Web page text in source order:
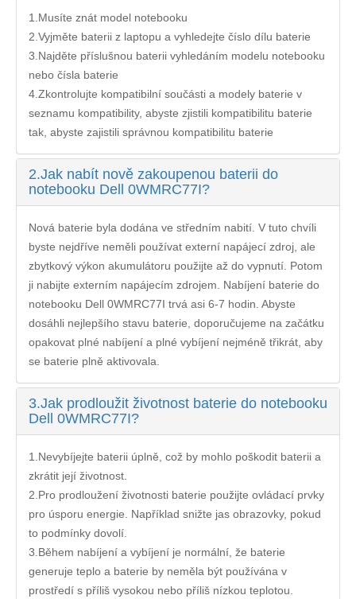
1.Musíte znát model notebooku
2.Vyjměte baterii z laptopu a vyhledejte číslo dílu baterie
3.Najděte příslušnou baterii vyhledáním modelu notebooku
nebo čísla baterie
4.Zkontrolujte kompatibilní součásti a modely baterie v
seznamu kompatibility, abyste zjistili kompatibilitu baterie
tak, abyste zajistili správnou kompatibilitu baterie
2.Jak nabít nově zakoupenou baterii do
notebooku Dell 0WMRC77I?
Nová baterie byla dodána ve středním nabití. V tuto chvíli
byste nejdříve neměli používat externí napájecí zdroj, ale
zbytkový výkon akumulátoru použijte až do vypnutí. Potom
ji nabijte externím napájecím zdrojem. Nabíjení baterie do
notebooku Dell 0WMRC77I trvá asi 6-7 hodin. Abyste
dosáhli nejlepšího stavu baterie, doporučujeme na začátku
opakovat plné nabíjení a plné vybíjení nejméně třikrát, aby
se baterie plně aktivovala.
3.Jak prodloužit životnost baterie do notebooku
Dell 0WMRC77I?
1.Nevybíjejte baterii úplně, což by mohlo poškodit baterii a
zkrátit její životnost.
2.Pro prodloužení životnosti baterie použijte ovládací prvky
pro úsporu energie. Například snižte jas obrazovky, pokud
to podmínky dovolí.
3.Během nabíjení a vybíjení je normální, že baterie
generuje teplo a baterie by neměla být používána v
prostředí s příliš vysokou nebo příliš nízkou teplotou.